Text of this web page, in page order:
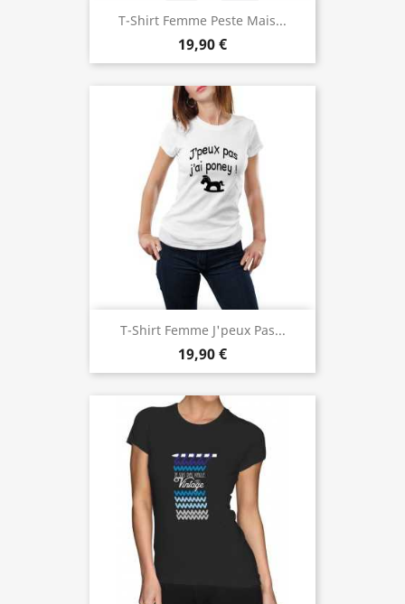
T-Shirt Femme Peste Mais...
19,90 €
T-Shirt Femme J'peux Pas...
19,90 €